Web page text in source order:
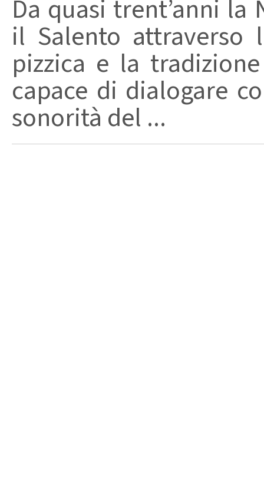
Da quasi trent’anni
il Salento attraverso
pizzica e la
capace di dialogare
sonorità del ...